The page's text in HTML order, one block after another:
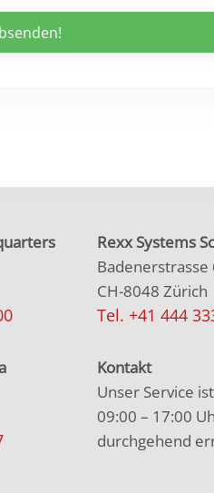
Rexx Systems
Badenerstrasse
CH-8048 Zürich
Tel. +41 444
Kontakt
Unser Service
09:00 – 17:00
durchgehend